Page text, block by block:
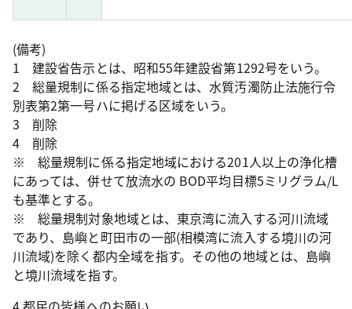
(備考)
1 建設省告示とは、昭和55年建設省第1292号をいう。
2 総量規制に係る指定地域とは、水質汚濁防止法施行令
別表第2第一号ハに掲げる区域をいう。
3 削除
4 削除
※ 総量規制に係る指定地域における201人以上の浄化槽
にあっては、併せて放流水の BOD平均目標5ミリグラム/L
も基準とする。
※ 総量規制対象地域とは、東京湾に流入する河川流域
であり、島嶼と町田市の一部(相模湾に流入する境川の河
川流域)を除く都内全域を指す。その他の地域とは、島嶼
と境川流域を指す。